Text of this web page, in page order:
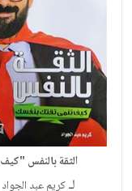
الثقة بالنفس "كيف
لـكريم عبد الجواد